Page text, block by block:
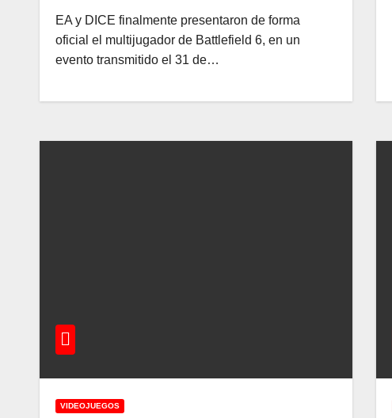
EA y DICE finalmente presentaron de forma
oficial el multijugador de Battlefield 6, en un
evento transmitido el 31 de…
VIDEOJUEGOS